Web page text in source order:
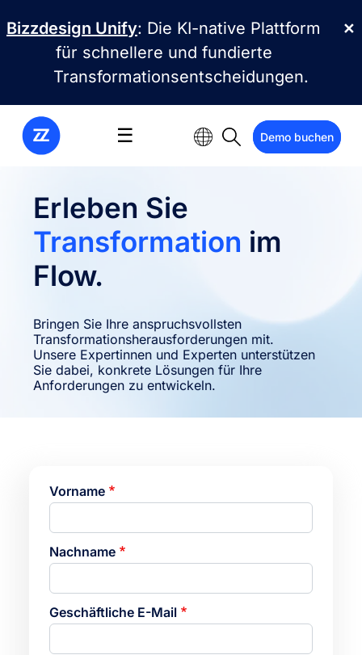
✕
Bizzdesign Unify: Die KI-native Plattform
für schnellere und fundierte
Transformationsentscheidungen.
☰ Demo buchen
Erleben Sie
Transformation im
Flow.
Bringen Sie Ihre anspruchsvollsten
Transformationsherausforderungen mit.
Unsere Expertinnen und Experten unterstützen
Sie dabei, konkrete Lösungen für Ihre
Anforderungen zu entwickeln.
Vorname
Nachname
Geschäftliche E-Mail